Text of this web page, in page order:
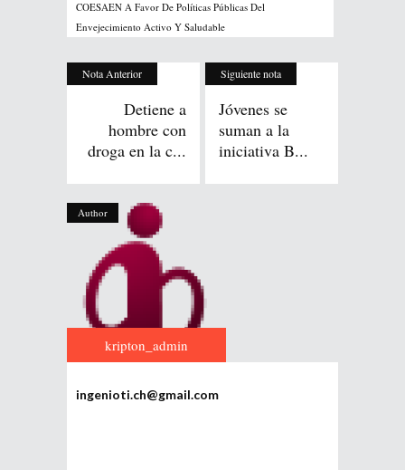
COESAEN A Favor De Políticas Públicas Del
Envejecimiento Activo Y Saludable
Nota Anterior
Detiene a
hombre con
droga en la c...
Siguiente nota
Jóvenes se
suman a la
iniciativa B...
Author
kripton_admin
ingenioti.ch@gmail.com